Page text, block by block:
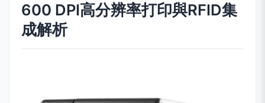
600 DPI高分辨率打印與RFID集
成解析